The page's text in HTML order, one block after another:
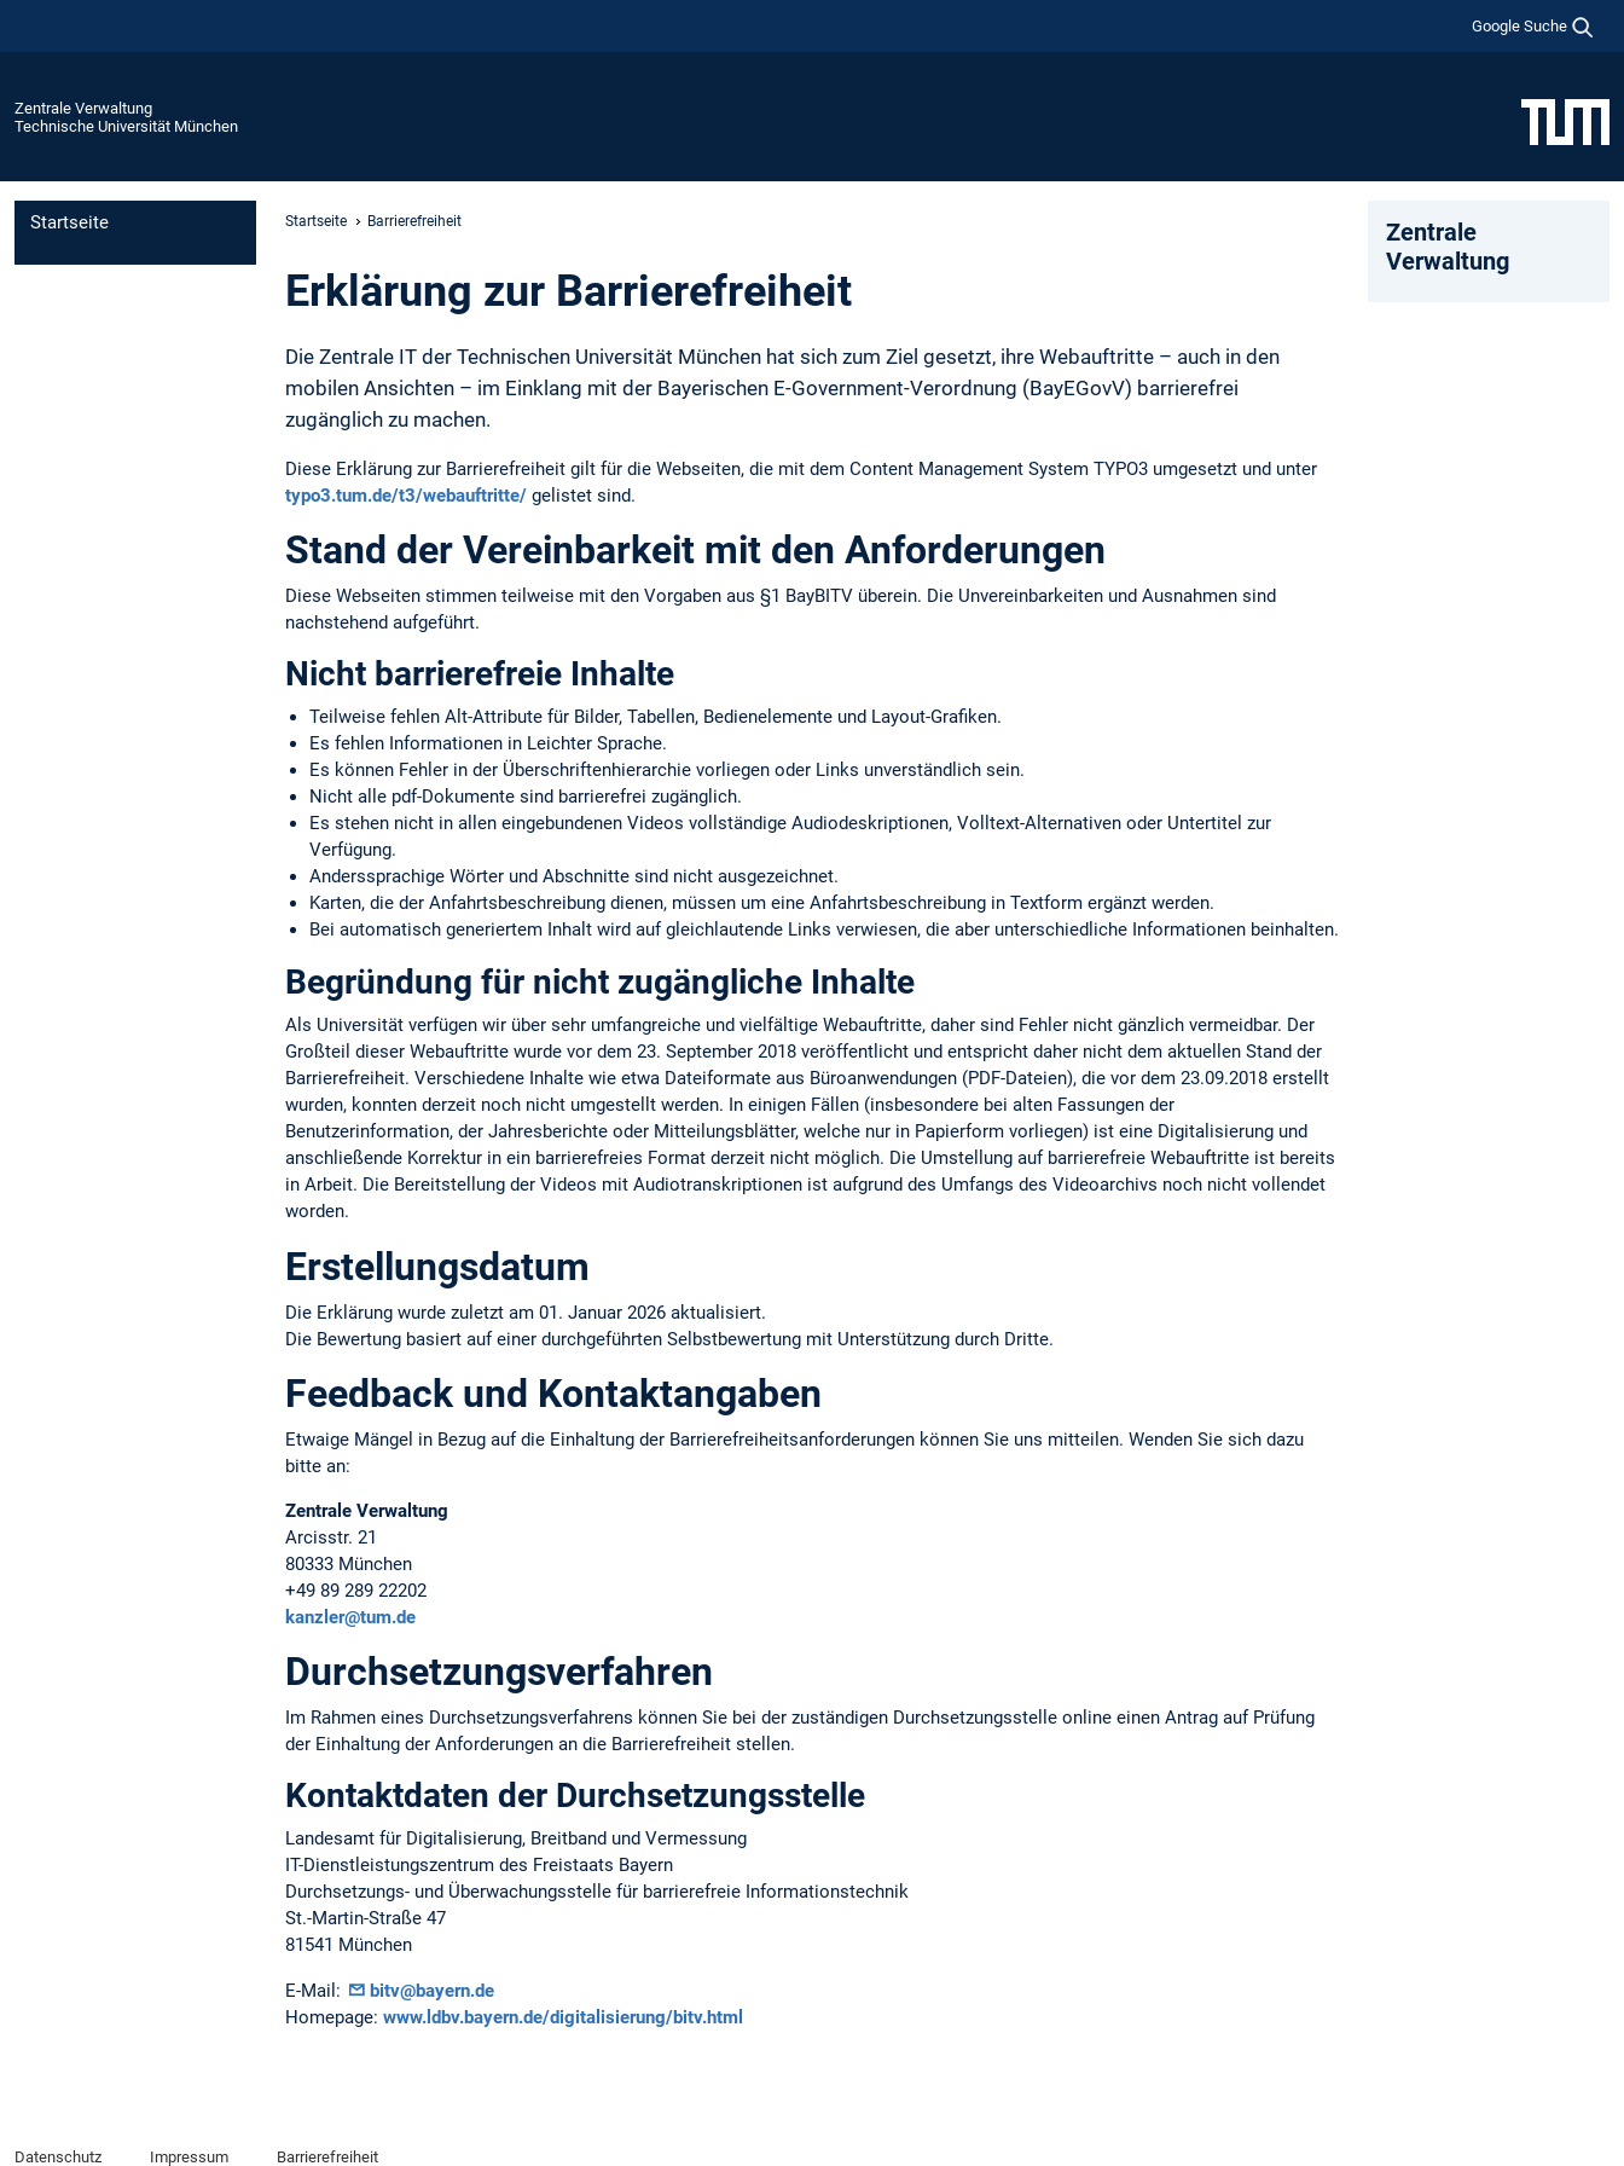
Google Suche
Zentrale Verwaltung
Technische Universität München
Startseite Startseite Barrierefreiheit
Erklärung zur Barrierefreiheit
Die Zentrale IT der Technischen Universität München hat sich zum Ziel gesetzt, ihre Webauftritte – auch in den
mobilen Ansichten – im Einklang mit der Bayerischen E-Government-Verordnung (BayEGovV) barrierefrei
zugänglich zu machen.
Diese Erklärung zur Barrierefreiheit gilt für die Webseiten, die mit dem Content Management System TYPO3 umgesetzt und unter
typo3.tum.de/t3/webauftritte/ gelistet sind.
Stand der Vereinbarkeit mit den Anforderungen
Diese Webseiten stimmen teilweise mit den Vorgaben aus §1 BayBITV überein. Die Unvereinbarkeiten und Ausnahmen sind
nachstehend aufgeführt.
Nicht barrierefreie Inhalte
Teilweise fehlen Alt-Attribute für Bilder, Tabellen, Bedienelemente und Layout-Grafiken.
Es fehlen Informationen in Leichter Sprache.
Es können Fehler in der Überschriftenhierarchie vorliegen oder Links unverständlich sein.
Nicht alle pdf-Dokumente sind barrierefrei zugänglich.
Es stehen nicht in allen eingebundenen Videos vollständige Audiodeskriptionen, Volltext-Alternativen oder Untertitel zur
Verfügung.
Anderssprachige Wörter und Abschnitte sind nicht ausgezeichnet.
Karten, die der Anfahrtsbeschreibung dienen, müssen um eine Anfahrtsbeschreibung in Textform ergänzt werden.
Bei automatisch generiertem Inhalt wird auf gleichlautende Links verwiesen, die aber unterschiedliche Informationen beinhalten.
Begründung für nicht zugängliche Inhalte
Als Universität verfügen wir über sehr umfangreiche und vielfältige Webauftritte, daher sind Fehler nicht gänzlich vermeidbar. Der
Großteil dieser Webauftritte wurde vor dem 23. September 2018 veröffentlicht und entspricht daher nicht dem aktuellen Stand der
Barrierefreiheit. Verschiedene Inhalte wie etwa Dateiformate aus Büroanwendungen (PDF-Dateien), die vor dem 23.09.2018 erstellt
wurden, konnten derzeit noch nicht umgestellt werden. In einigen Fällen (insbesondere bei alten Fassungen der
Benutzerinformation, der Jahresberichte oder Mitteilungsblätter, welche nur in Papierform vorliegen) ist eine Digitalisierung und
anschließende Korrektur in ein barrierefreies Format derzeit nicht möglich. Die Umstellung auf barrierefreie Webauftritte ist bereits
in Arbeit. Die Bereitstellung der Videos mit Audiotranskriptionen ist aufgrund des Umfangs des Videoarchivs noch nicht vollendet
worden.
Erstellungsdatum
Die Erklärung wurde zuletzt am 01. Januar 2026 aktualisiert.
Die Bewertung basiert auf einer durchgeführten Selbstbewertung mit Unterstützung durch Dritte.
Feedback und Kontaktangaben
Etwaige Mängel in Bezug auf die Einhaltung der Barrierefreiheitsanforderungen können Sie uns mitteilen. Wenden Sie sich dazu
bitte an:
Zentrale Verwaltung
Arcisstr. 21
80333 München
+49 89 289 22202
kanzler@tum.de
Durchsetzungsverfahren
Im Rahmen eines Durchsetzungsverfahrens können Sie bei der zuständigen Durchsetzungsstelle online einen Antrag auf Prüfung
der Einhaltung der Anforderungen an die Barrierefreiheit stellen.
Kontaktdaten der Durchsetzungsstelle
Landesamt für Digitalisierung, Breitband und Vermessung
IT-Dienstleistungszentrum des Freistaats Bayern
Durchsetzungs- und Überwachungsstelle für barrierefreie Informationstechnik
St.-Martin-Straße 47
81541 München
E-Mail:
bitv@bayern.de
Homepage: www.ldbv.bayern.de/digitalisierung/bitv.html
Zentrale
Verwaltung
Datenschutz Impressum Barrierefreiheit